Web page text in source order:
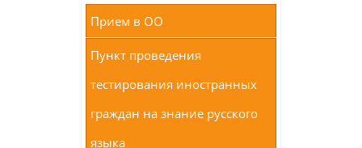
Прием в ОО
Пункт проведения
тестирования иностранных
граждан на знание русского
языка